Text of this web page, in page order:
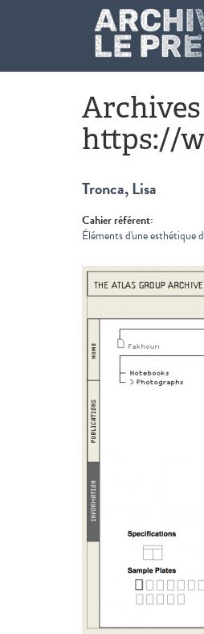
Aller au contenu principal
Archives
https://
Tronca, Lisa
Cahier référent:
Éléments d'une esthétique